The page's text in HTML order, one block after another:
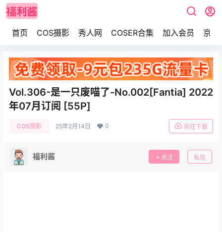
首页 COS摄影 秀人网 COSER合集 加入会员 京东
Vol.306-是一只废喵了-No.002[Fantia] 2022
年07月订阅 [55P]
COS摄影 25年2月14日 0 前往下载
福利酱 关注 私信